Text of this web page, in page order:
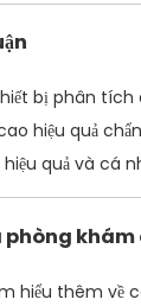
bị phân tích
hiệu quả
quả và cá
phòng
hiểu thêm về